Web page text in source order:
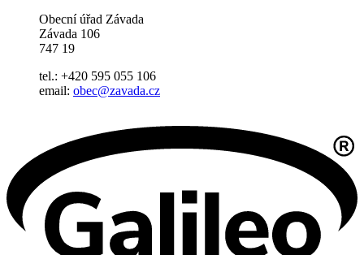
Obecní úřad Závada
Závada 106
747 19
tel.: +420 595 055 106
email: obec@zavada.cz